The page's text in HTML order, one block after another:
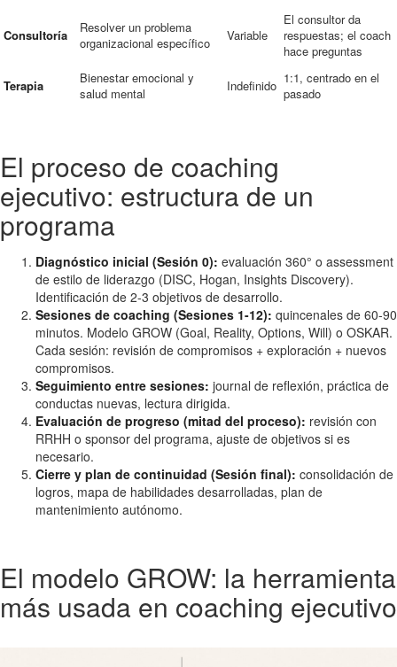
Consultoría
Resolver un problema
organizacional específico
Variable
El consultor da
respuestas; el coach
hace preguntas
Terapia
Bienestar emocional y
salud mental
Indefinido 1:1, centrado en el
pasado
El proceso de coaching
ejecutivo: estructura de un
programa
Diagnóstico inicial (Sesión 0): evaluación 360° o assessment
de estilo de liderazgo (DISC, Hogan, Insights Discovery).
Identificación de 2-3 objetivos de desarrollo.
Sesiones de coaching (Sesiones 1-12): quincenales de 60-90
minutos. Modelo GROW (Goal, Reality, Options, Will) o OSKAR.
Cada sesión: revisión de compromisos + exploración + nuevos
compromisos.
Seguimiento entre sesiones: journal de reflexión, práctica de
conductas nuevas, lectura dirigida.
Evaluación de progreso (mitad del proceso): revisión con
RRHH o sponsor del programa, ajuste de objetivos si es
necesario.
Cierre y plan de continuidad (Sesión final): consolidación de
logros, mapa de habilidades desarrolladas, plan de
mantenimiento autónomo.
El modelo GROW: la herramienta
más usada en coaching ejecutivo